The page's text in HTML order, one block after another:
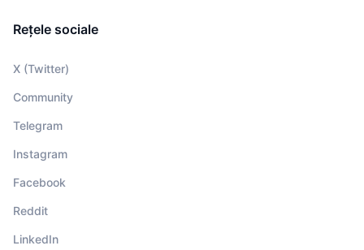
Rețele sociale
X (Twitter)
Community
Telegram
Instagram
Facebook
Reddit
LinkedIn